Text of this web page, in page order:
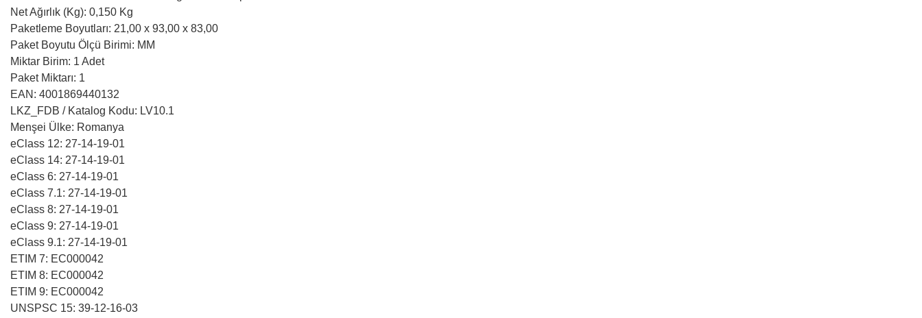
Net Ağırlık (Kg): 0,150 Kg
Paketleme Boyutları: 21,00 x 93,00 x 83,00
Paket Boyutu Ölçü Birimi: MM
Miktar Birim: 1 Adet
Paket Miktarı: 1
EAN: 4001869440132
LKZ_FDB / Katalog Kodu: LV10.1
Menşei Ülke: Romanya
eClass 12: 27-14-19-01
eClass 14: 27-14-19-01
eClass 6: 27-14-19-01
eClass 7.1: 27-14-19-01
eClass 8: 27-14-19-01
eClass 9: 27-14-19-01
eClass 9.1: 27-14-19-01
ETIM 7: EC000042
ETIM 8: EC000042
ETIM 9: EC000042
UNSPSC 15: 39-12-16-03